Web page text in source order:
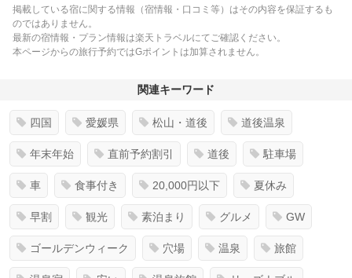
掲載している宿に関する情報（宿情報・口コミ等）はその内容を保証するも
のではありません。
最新の宿情報・プラン情報は楽天トラベルにてご確認ください。
本ページからの旅行予約ではGポイントは加算されません。
関連キーワード
四国 愛媛県 松山・道後 道後温泉
年末年始 直前予約割引 道後 駐車場
車 食事付き 20,000円以下 夏休み
早割 観光 素泊まり グルメ GW
ゴールデンウィーク 穴場 温泉 旅館